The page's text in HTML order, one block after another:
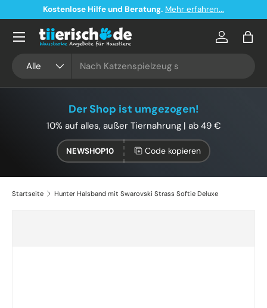
Direkt zum Inhalt
Kostenlose Hilfe und Beratung. Mehr erfahren...
Alle
Konto
Der Shop ist umgezogen!
10% auf alles, außer Tiernahrung | ab 49 €
NEWSHOP10 Code kopieren
Startseite Hunter Halsband mit Swarovski Strass Softie Deluxe